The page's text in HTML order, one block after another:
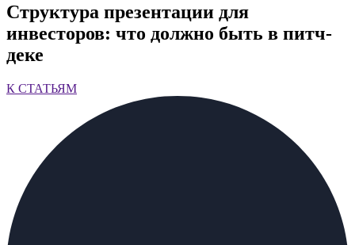
Структура презентации для
инвесторов: что должно быть в питч-
деке
К СТАТЬЯМ